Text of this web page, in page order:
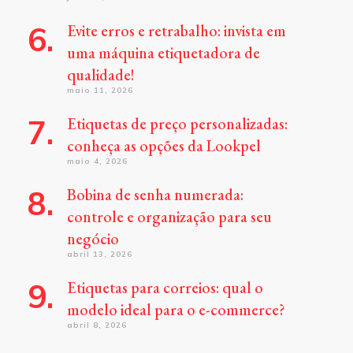
Evite erros e retrabalho: invista em
uma máquina etiquetadora de
qualidade!
maio 11, 2026
Etiquetas de preço personalizadas:
conheça as opções da Lookpel
maio 4, 2026
Bobina de senha numerada:
controle e organização para seu
negócio
abril 13, 2026
Etiquetas para correios: qual o
modelo ideal para o e-commerce?
abril 8, 2026